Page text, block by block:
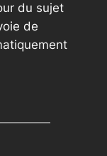
du sujet
de